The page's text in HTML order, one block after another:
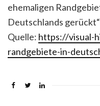
ehemaligen
Deutschlands
Quelle: https://visual-
randgebiete-in-